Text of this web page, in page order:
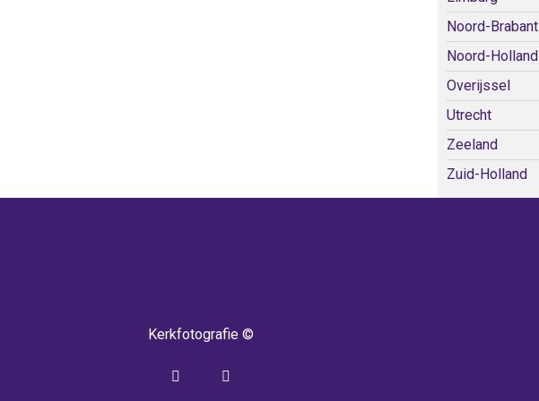
Noord-Brabant
Noord-Holland
Overijssel
Utrecht
Zeeland
Zuid-Holland
Kerkfotografie ©